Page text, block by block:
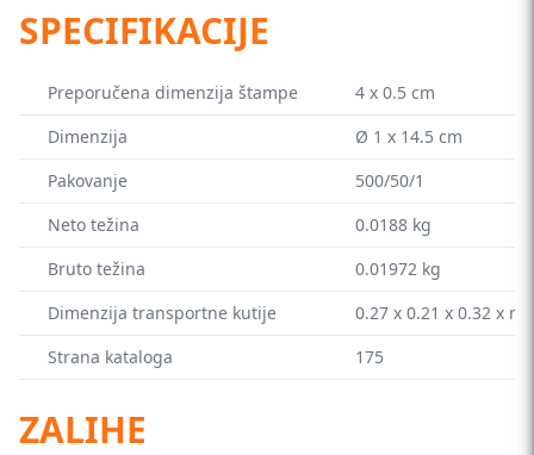
SPECIFIKACIJE
Preporučena dimenzija štampe
4 x 0.5 cm
Dimenzija
Ø 1 x 14.5 cm
Pakovanje
500/50/1
Neto težina
0.0188 kg
Bruto težina
0.01972 kg
Dimenzija transportne kutije
0.27 x 0.21 x 0.32 x m
Strana kataloga
175
ZALIHE